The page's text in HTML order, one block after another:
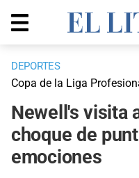
DEPORTES
Copa de la Liga
Newell's visita
choque de
emociones